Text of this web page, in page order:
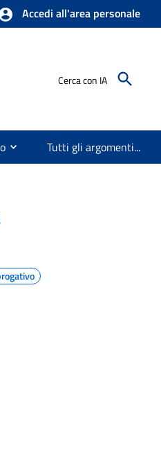
Accedi all'area personale
Cerca con IA
Tutti gli argomenti...